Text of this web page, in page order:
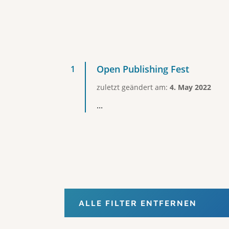
Open Publishing Fest
zuletzt geändert am: 4. May 2022
...
ALLE FILTER ENTFERNEN